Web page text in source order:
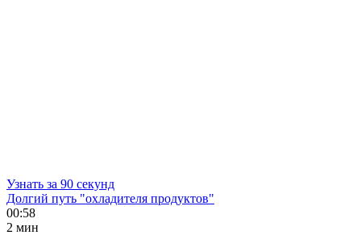
Узнать за 90 секунд
Долгий путь "охладителя продуктов"
00:58
2 мин